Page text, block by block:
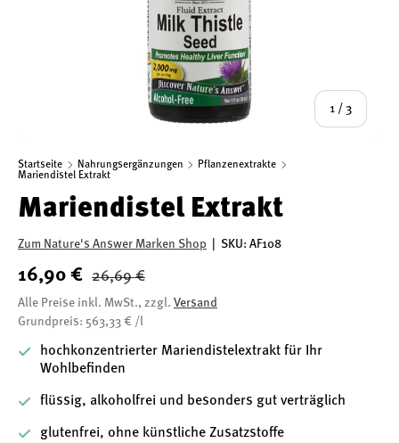
1 / von
3
Startseite Nahrungsergänzungen
Pflanzenextrakte
Mariendistel Extrakt
Mariendistel Extrakt
Zum Nature's Answer Marken Shop SKU: AF108
16,90 € 26,69 €
Alle Preise inkl. MwSt., zzgl. Versand
Grundpreis: 563,33 € /l
hochkonzentrierter Mariendistelextrakt für Ihr
Wohlbefinden
flüssig, alkoholfrei und besonders gut verträglich
glutenfrei, ohne künstliche Zusatzstoffe